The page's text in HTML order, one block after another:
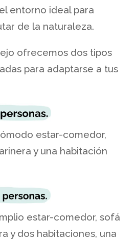
entorno ideal para
de la naturaleza.
ofrecemos dos tipos
para adaptarse a tus
estar-comedor,
y una habitación
estar-comedor, sofá
y dos habitaciones, una